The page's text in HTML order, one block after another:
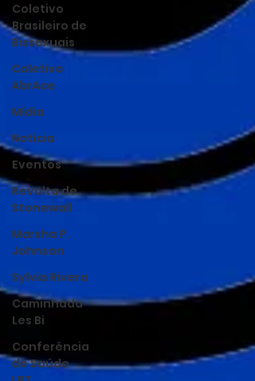
Coletivo
Brasileiro de
Bissexuais
Coletivo
AbrAce
Mídia
Notícia
Eventos
Revolta de
Stonewall
Marsha P.
Johnson
Sylvia Rivera
Caminhada
Les Bi
Conferência
de Saúde